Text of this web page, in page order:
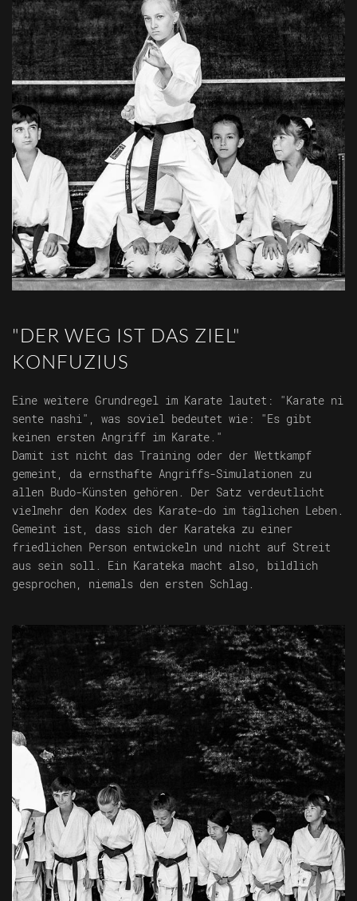
"DER WEG IST DAS ZIEL"
KONFUZIUS
Eine weitere Grundregel im Karate lautet: "Karate ni
sente nashi", was soviel bedeutet wie: "Es gibt
keinen ersten Angriff im Karate."
Damit ist nicht das Training oder der Wettkampf
gemeint, da ernsthafte Angriffs-Simulationen zu
allen Budo-Künsten gehören. Der Satz verdeutlicht
vielmehr den Kodex des Karate-do im täglichen Leben.
Gemeint ist, dass sich der Karateka zu einer
friedlichen Person entwickeln und nicht auf Streit
aus sein soll. Ein Karateka macht also, bildlich
gesprochen, niemals den ersten Schlag.